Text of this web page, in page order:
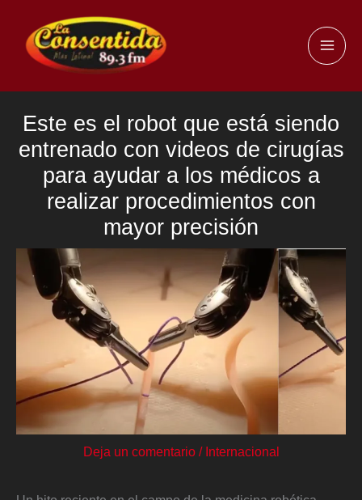
contenido
Este es el robot que está siendo
entrenado con videos de cirugías
para ayudar a los médicos a
realizar procedimientos con
mayor precisión
Deja un comentario / Internacional